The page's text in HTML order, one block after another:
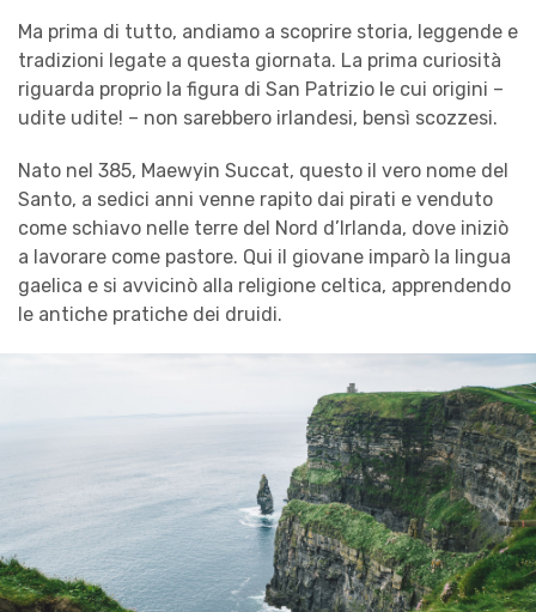
Ma prima di tutto, andiamo a scoprire storia, leggende e
tradizioni legate a questa giornata. La prima curiosità
riguarda proprio la figura di San Patrizio le cui origini –
udite udite! – non sarebbero irlandesi, bensì scozzesi.
Nato nel 385, Maewyin Succat, questo il vero nome del
Santo, a sedici anni venne rapito dai pirati e venduto
come schiavo nelle terre del Nord d’Irlanda, dove iniziò
a lavorare come pastore. Qui il giovane imparò la lingua
gaelica e si avvicinò alla religione celtica, apprendendo
le antiche pratiche dei druidi.